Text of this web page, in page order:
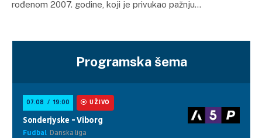
rođenom 2007. godine, koji je privukao pažnju…
Programska šema